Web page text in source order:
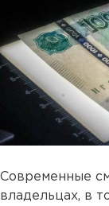
Современные
владельцах, в